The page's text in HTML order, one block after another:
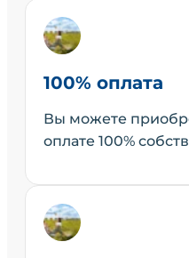
100% оплата
Вы можете
оплате 100%